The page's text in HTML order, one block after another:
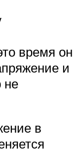
время он
и
не
в